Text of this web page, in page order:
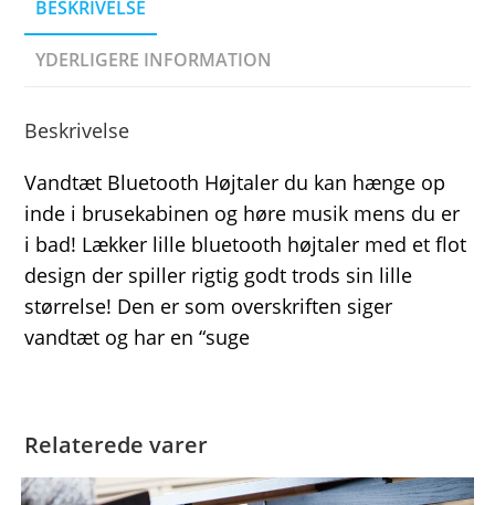
BESKRIVELSE
YDERLIGERE INFORMATION
Beskrivelse
Vandtæt Bluetooth Højtaler du kan hænge op
inde i brusekabinen og høre musik mens du er
i bad! Lækker lille bluetooth højtaler med et flot
design der spiller rigtig godt trods sin lille
størrelse! Den er som overskriften siger
vandtæt og har en “suge
Relaterede varer